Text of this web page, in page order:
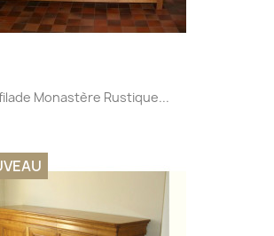
Monastère Rustique...